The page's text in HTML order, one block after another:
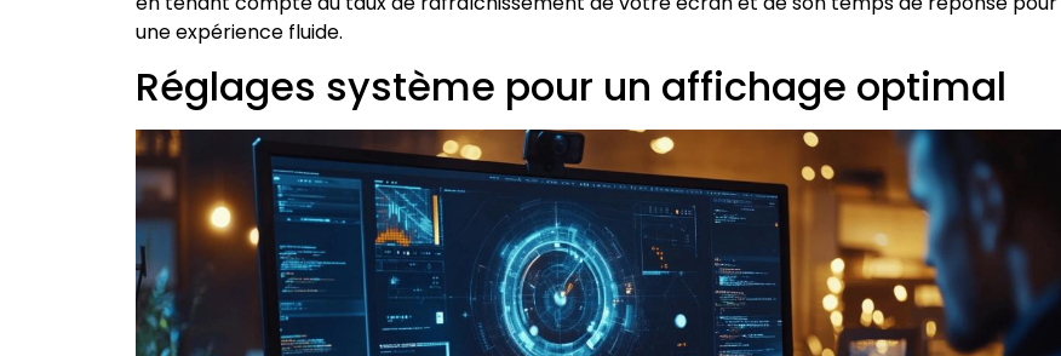
une expérience fluide.
Réglages système pour un affichage optimal